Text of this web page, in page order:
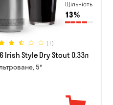
Щільність
13%
(1)
Irish Style Dry Stout 0.33л
5°